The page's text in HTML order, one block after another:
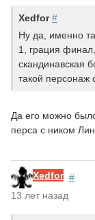
Xedfor #
Ну да, именно
1, грация
скандинавская
такой персонаж
Да его можно
перса с ником
Xedfor #
13 лет назад